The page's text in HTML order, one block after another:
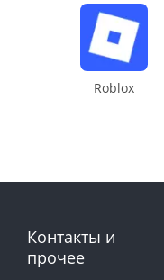
Roblox
Контакты и
прочее